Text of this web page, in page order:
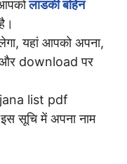
लाडकी बहिन
यहां आपको अपना,
और download पर
list pdf
इस सूचि में अपना नाम